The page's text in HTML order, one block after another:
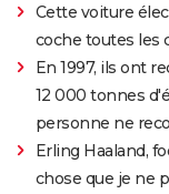
Cette voiture
coche toutes les
En 1997, ils ont
12 000 tonnes
personne ne
Erling Haaland,
chose que je ne